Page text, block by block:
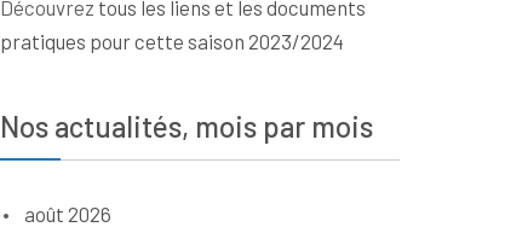
Découvrez tous les liens et les documents
pratiques pour cette saison 2023/2024
Nos actualités, mois par mois
août 2026